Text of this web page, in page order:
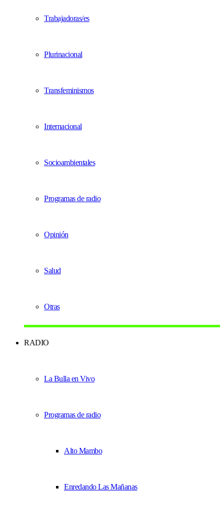
Trabajadoras/es
Plurinacional
Transfeminismos
Internacional
Socioambientales
Programas de radio
Opinión
Salud
Otras
RADIO
La Bulla en Vivo
Programas de radio
Alto Mambo
Enredando Las Mañanas